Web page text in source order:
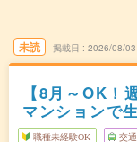
未読 掲載日 2026/08/03
【8月～OK！
マンションで
職種未経験OK 交